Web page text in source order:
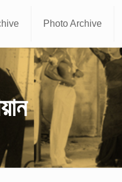
Photo Archive